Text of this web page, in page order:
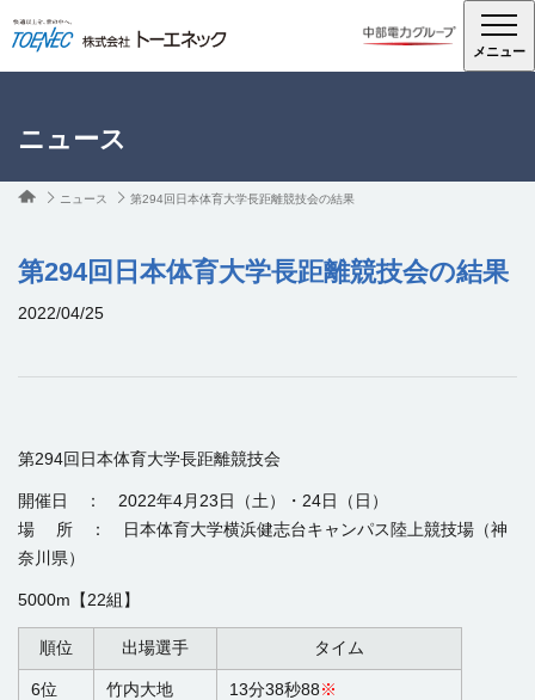
メニュー
ニュース
ニュース 第294回日本体育大学長距離競技会の結果
第294回日本体育大学長距離競技会の結果
2022/04/25
第294回日本体育大学長距離競技会
開催日 ： 2022年4月23日（土）・24日（日）
場 所 ：
日本体育大学横浜健志台キャンパス陸上競技場 （神
奈川県）
5000m【22組】
順位 出場選手 タイム
6位 竹内大地 13分38秒88※